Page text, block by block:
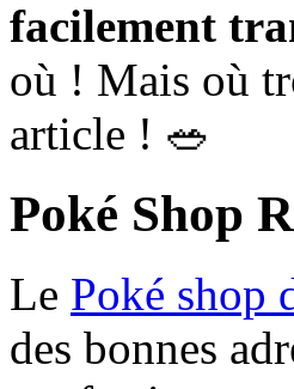
facilement
où ! Mais où
article ! 🥗
Poké Shop
Le Poké shop
des bonnes